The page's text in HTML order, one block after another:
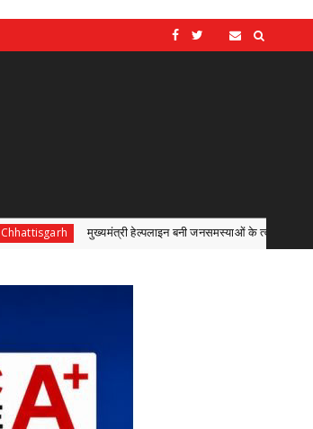
मुख्यमंत्री हेल्पलाइन बनी जनसमस्याओं के त्वरित समाधान की प्रभावी व्यवस्था